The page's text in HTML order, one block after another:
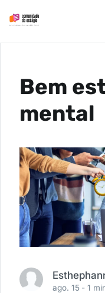
Bem
mental
ago. 15 -1